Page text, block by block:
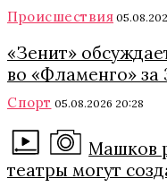
Происшествия
«Зенит»
во «Фламенго» за
Спорт 05.08.2026 20:28
Машков
театры могут